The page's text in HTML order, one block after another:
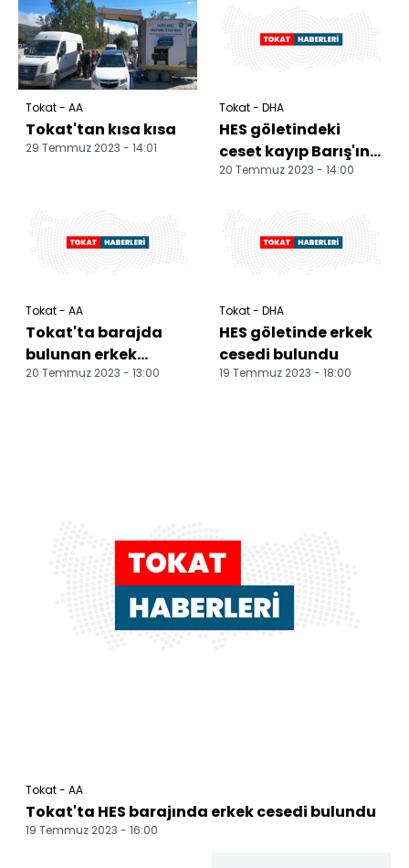
Tokat - AA
Tokat'tan kısa kısa
29 Temmuz 2023 - 14:01
Tokat - DHA
HES göletindeki
ceset kayıp Barış'ın
çıktı
20 Temmuz 2023 - 14:00
Tokat - AA
Tokat'ta barajda
bulunan erkek
cesedinin kimliği
20 Temmuz 2023 - 13:00
Tokat - DHA
HES göletinde erkek
cesedi bulundu
19 Temmuz 2023 - 18:00
Tokat - AA
Tokat'ta HES barajında erkek cesedi bulundu
19 Temmuz 2023 - 16:00